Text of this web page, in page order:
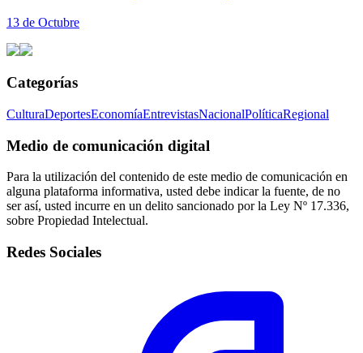
13 de Octubre
Categorías
CulturaDeportesEconomíaEntrevistasNacionalPolíticaRegional
Medio de comunicación digital
Para la utilización del contenido de este medio de comunicación en
alguna plataforma informativa, usted debe indicar la fuente, de no
ser así, usted incurre en un delito sancionado por la Ley Nº 17.336,
sobre Propiedad Intelectual.
Redes Sociales